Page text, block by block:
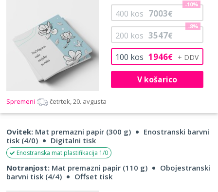
100 kos 1946€
200 kos 3547€
-8%
400 kos 7003€
-10%
V košarico
Spremeni četrtek, 20. avgusta
Ovitek: Mat premazni papir (300 g)
Enostranski barvni
tisk (4/0)
Digitalni tisk
Enostranska mat plastifikacija 1/0
Notranjost: Mat premazni papir (110 g)
Obojestranski
barvni tisk (4/4)
Offset tisk